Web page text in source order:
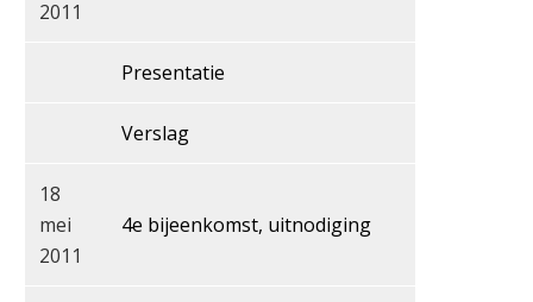
2011
Presentatie
Verslag
18
mei
2011
4e bijeenkomst, uitnodiging